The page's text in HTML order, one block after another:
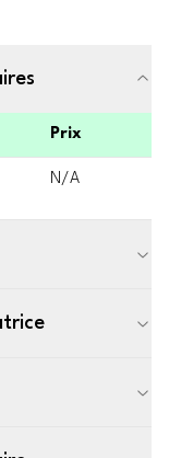
Prix
N/A